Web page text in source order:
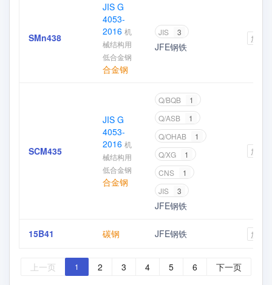
SMn438
JIS G
4053-
2016 机
械结构用
低合金钢
合金钢
JIS 3
JFE钢铁
加入
SCM435
JIS G
4053-
2016 机
械结构用
低合金钢
合金钢
Q/BQB
1
Q/ASB
1
Q/OHAB
1
Q/XG
1
CNS
1
JIS
3
JFE钢铁
加入
15B41 碳钢 JFE钢铁 加入
上一页 1 2 3 4 5 6 下一页